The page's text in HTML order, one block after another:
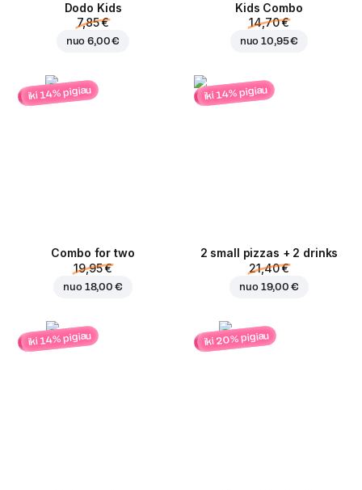
Dodo Kids
7,85 €
nuo6,00 €
Kids Combo
14,70 €
nuo10,95 €
iki 14% pigiau
Combo for two
19,95 €
nuo 18,00 €
iki 14% pigiau
2 small pizzas + 2 drinks
21,40 €
nuo 19,00 €
iki 14% pigiau iki 20% pigiau